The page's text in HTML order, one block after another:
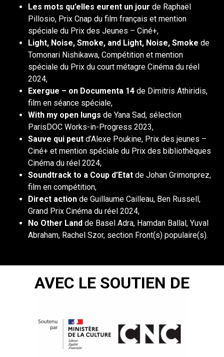
Les mots qu’elles eurent un jour de Raphaël
Pillosio, Prix Cnap du film français et mention
spéciale du Prix des Jeunes – Ciné+,
Light, Noise, Smoke, and Light, Noise, Smoke de
Tomonari Nishikawa, Compétition et mention
spéciale du Prix du court métagre Cinéma du réel
2024,
Exergue – on Documenta 14 de Dimitris Athiridis,
film en séance spéciale,
With my open lungs de Yana Sad, sélection
ParisDOC Works-in-Progress 2023,
Sauve qui peut d’Alexe Poukine, Prix des jeunes –
Ciné+ et mention spéciale du Prix des bibliothèques
Cinéma du réel 2024,
Soundtrack to a Coup d’Etat de Johan Grimonprez,
film en compétition,
Direct action de Guillaume Cailleau, Ben Russell,
Grand Prix Cinéma du réel 2024,
No Other Land de Basel Adra, Hamdan Ballal, Yuval
Abraham, Rachel Szor, section Front(s) populaire(s).
AVEC LE SOUTIEN DE